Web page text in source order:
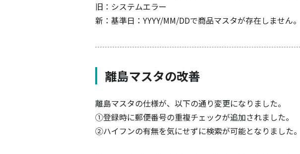
旧：システムエラー
新：基準日：YYYY/MM/DDで商品マスタが存在しません
離島マスタの改善
離島マスタの仕様が、以下の通り変更になりました。
①登録時に郵便番号の重複チェックが追加されました。
②ハイフンの有無を気にせずに検索が可能となりました。